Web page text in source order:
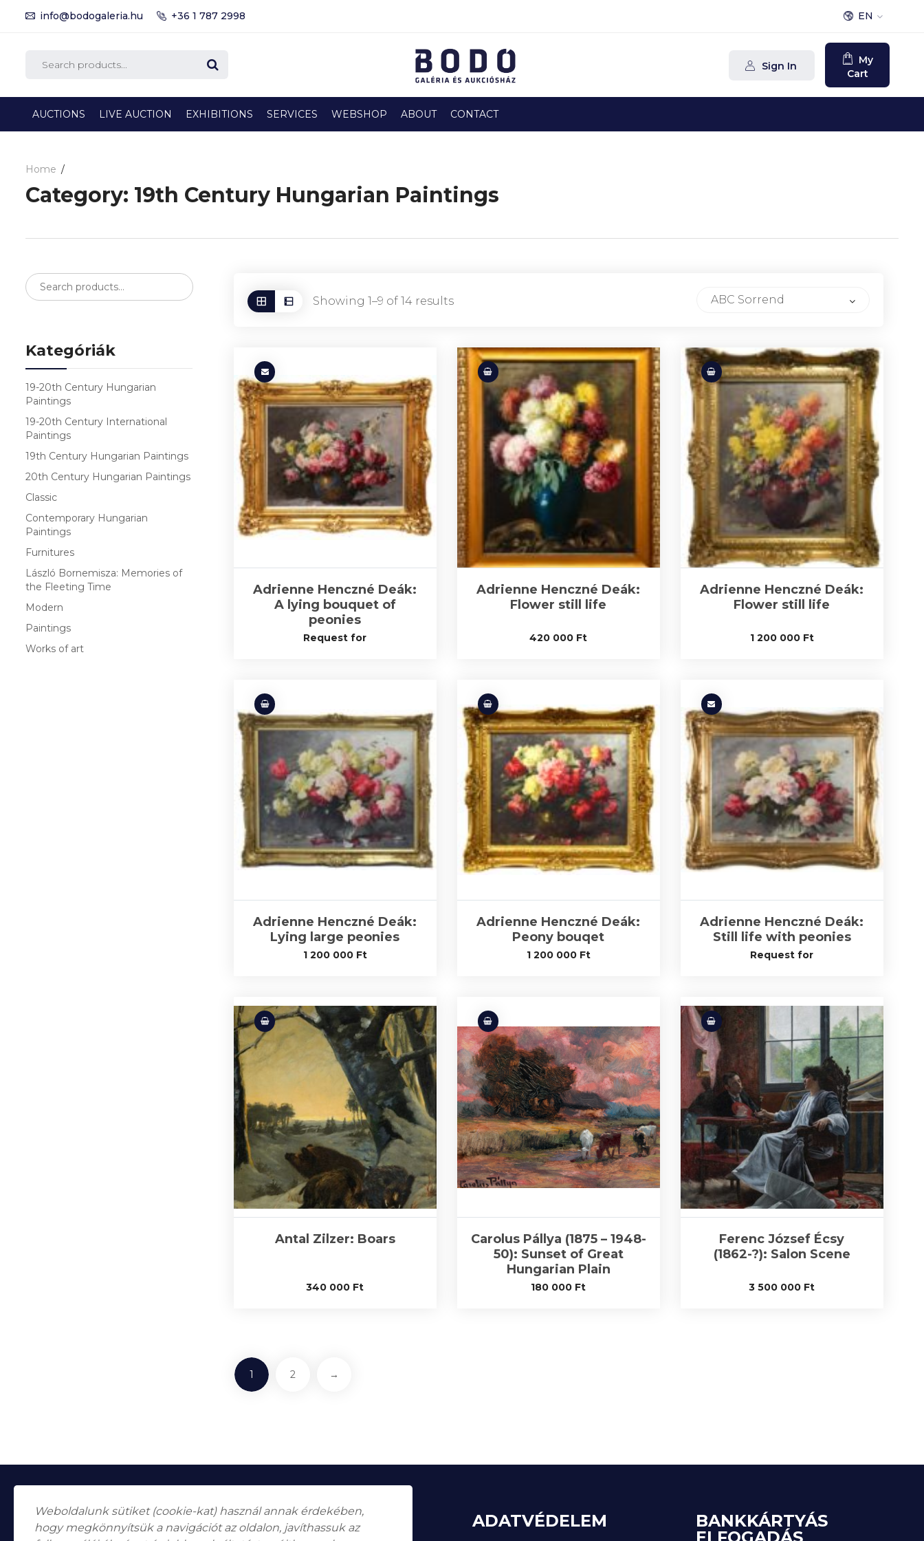
EN
+36 1 787 2998
info@bodogaleria.hu
Sign In
My
Cart
AUCTIONS LIVE AUCTION EXHIBITIONS SERVICES WEBSHOP ABOUT CONTACT
Home
Category: 19th Century Hungarian Paintings
Kategóriák
19-20th Century Hungarian
Paintings
19-20th Century International
Paintings
19th Century Hungarian Paintings
20th Century Hungarian Paintings
Classic
Contemporary Hungarian
Paintings
Furnitures
László Bornemisza: Memories of
the Fleeting Time
Modern
Paintings
Works of art
Showing 1–9 of 14 results
Adrienne Henczné Deák:
A lying bouquet of
peonies
Request for
Adrienne Henczné Deák:
Flower still life
420 000 Ft
Adrienne Henczné Deák:
Flower still life
1 200 000 Ft
Adrienne Henczné Deák:
Lying large peonies
1 200 000 Ft
Adrienne Henczné Deák:
Peony bouqet
1 200 000 Ft
Adrienne Henczné Deák:
Still life with peonies
Request for
Antal Zilzer: Boars
340 000 Ft
Carolus Pállya (1875 – 1948-
50): Sunset of Great
Hungarian Plain
180 000 Ft
Ferenc József Écsy
(1862-?): Salon Scene
3 500 000 Ft
1 2 →
ADATVÉDELEM
BANKKÁRTYÁS
Weboldalunk sütiket (cookie-kat) használ annak érdekében,
hogy megkönnyítsük a navigációt az oldalon, javíthassuk az